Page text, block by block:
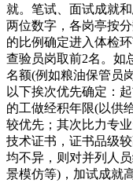
就。笔试、面试成就
两位数字，各岗亭按
的比例确定进入体检
查验员岗取前2名。如
名额(例如粮油保管员
以下挨次优先确定：
的工做经积年限(以供
较优先；其次比力专
技术证书，证书品级
均不异，则对并列人
景模仿等)，加试成就